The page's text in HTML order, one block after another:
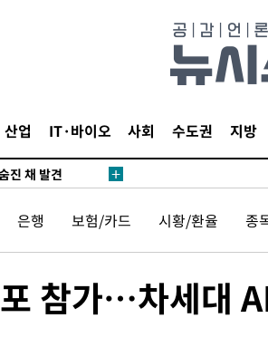
산업 IT·바이오 사회 수도권 지방
1.3억원
진 채 발견
일전
, 열대야 계속[다음
회로 삼겠다"
정 안겨드려 죄
은행 보험/카드 시황/환율 종
참가…차세대